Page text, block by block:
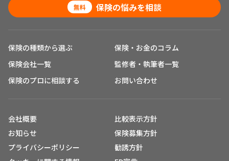
無料 保険の悩みを相談
保険の種類から選ぶ
保険会社一覧
保険のプロに相談する
保険・お金のコラム
監修者・執筆者一覧
お問い合わせ
会社概要
お知らせ
プライバシーポリシー
比較表示方針
保険募集方針
勧誘方針